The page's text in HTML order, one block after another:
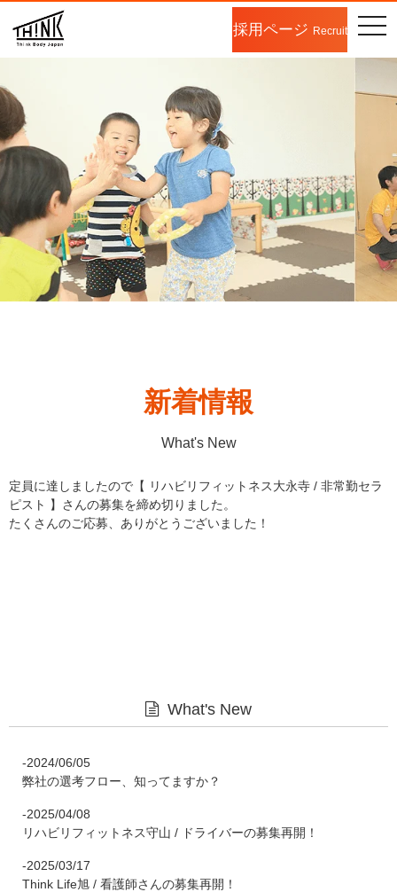
採用ページ Recruit
新着情報
What's New
定員に達しましたので【 リハビリフィットネス大永寺 / 非常勤セラ
ピスト 】さんの募集を締め切りました。
たくさんのご応募、ありがとうございました！
What's New
-2024/06/05
弊社の選考フロー、知ってますか？
-2025/04/08
リハビリフィットネス守山 / ドライバーの募集再開！
-2025/03/17
Think Life旭 / 看護師さんの募集再開！